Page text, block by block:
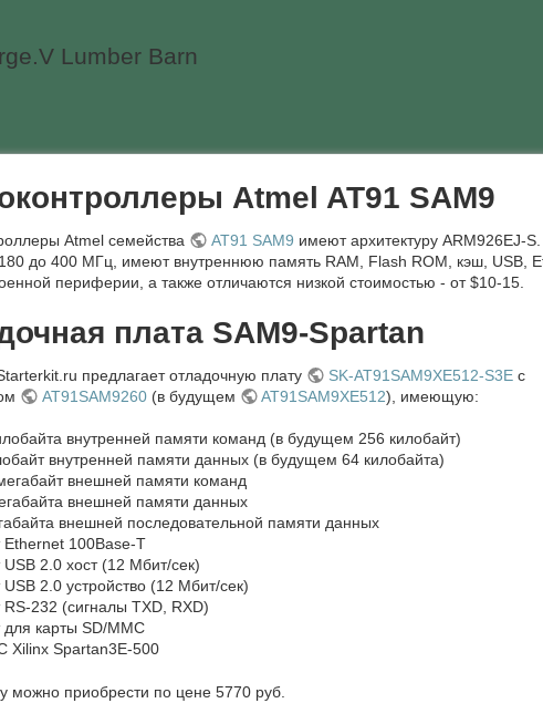
Lumber Barn
Atmel AT91 SAM9
Atmel семейства AT91 SAM9 имеют архитектуру ARM926EJ-
180 до 400 МГц, имеют внутреннюю память RAM, Flash ROM, кэш, USB,
периферии, а также отличаются низкой стоимостью - от $10-15.
плата SAM9-Spartan
предлагает отладочную плату SK-AT91SAM9XE512-S3Eс
AT91SAM9260(в будущем AT91SAM9XE512), имеющую:
внутренней памяти команд (в будущем 256 килобайт)
внутренней памяти данных (в будущем 64 килобайта)
внешней памяти команд
внешней памяти данных
внешней последовательной памяти данных
Ethernet 100Base-T
USB 2.0 хост (12 Мбит/сек)
USB 2.0 устройство (12 Мбит/сек)
RS-232 (сигналы TXD, RXD)
для карты SD/MMC
Xilinx Spartan3E-500
можно приобрести по цене 5770 руб.